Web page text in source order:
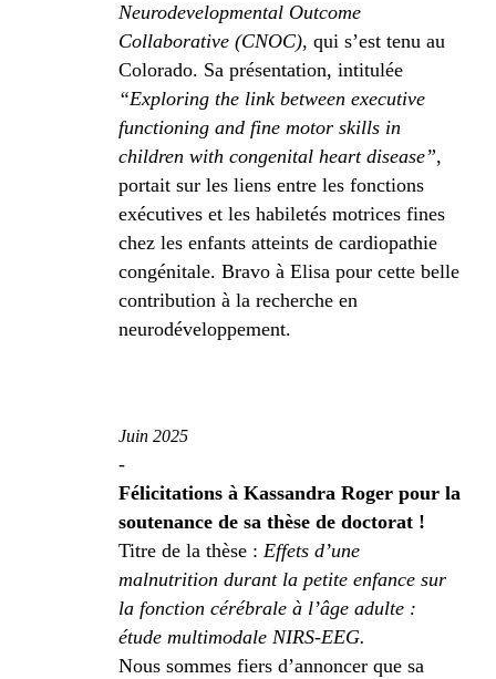
Neurodevelopmental Outcome
Collaborative (CNOC), qui s’est tenu au
Colorado. Sa présentation, intitulée
“Exploring the link between executive
functioning and fine motor skills in
children with congenital heart disease”,
portait sur les liens entre les fonctions
exécutives et les habiletés motrices fines
chez les enfants atteints de cardiopathie
congénitale. Bravo à Elisa pour cette belle
contribution à la recherche en
neurodéveloppement.
Juin 2025
-
Félicitations à Kassandra Roger pour la
soutenance de sa thèse de doctorat !
Titre de la thèse : Effets d’une
malnutrition durant la petite enfance sur
la fonction cérébrale à l’âge adulte :
étude multimodale NIRS‑EEG.
Nous sommes fiers d’annoncer que sa